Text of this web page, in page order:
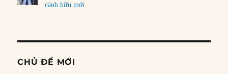
cánh hữu mới
CHỦ ĐỀ MỚI